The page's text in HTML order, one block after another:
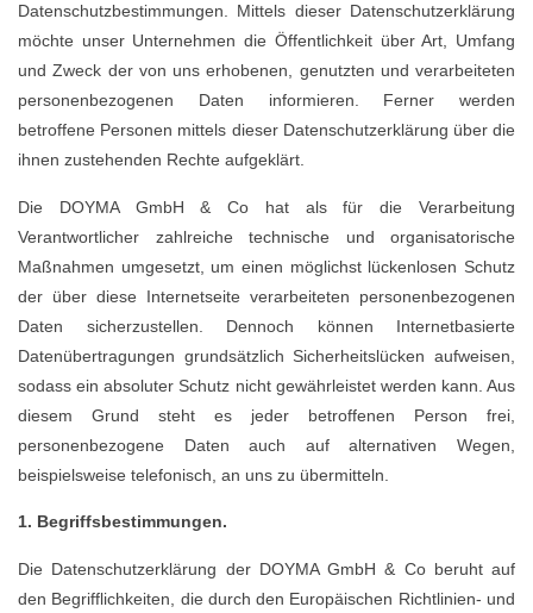
Datenschutzbestimmungen. Mittels dieser Datenschutzerklärung
möchte unser Unternehmen die Öffentlichkeit über Art, Umfang
und Zweck der von uns erhobenen, genutzten und verarbeiteten
personenbezogenen Daten informieren. Ferner werden
betroffene Personen mittels dieser Datenschutzerklärung über die
ihnen zustehenden Rechte aufgeklärt.
Die DOYMA GmbH & Co hat als für die Verarbeitung
Verantwortlicher zahlreiche technische und organisatorische
Maßnahmen umgesetzt, um einen möglichst lückenlosen Schutz
der über diese Internetseite verarbeiteten personenbezogenen
Daten sicherzustellen. Dennoch können Internetbasierte
Datenübertragungen grundsätzlich Sicherheitslücken aufweisen,
sodass ein absoluter Schutz nicht gewährleistet werden kann. Aus
diesem Grund steht es jeder betroffenen Person frei,
personenbezogene Daten auch auf alternativen Wegen,
beispielsweise telefonisch, an uns zu übermitteln.
1. Begriffsbestimmungen.
Die Datenschutzerklärung der DOYMA GmbH & Co beruht auf
den Begrifflichkeiten, die durch den Europäischen Richtlinien- und